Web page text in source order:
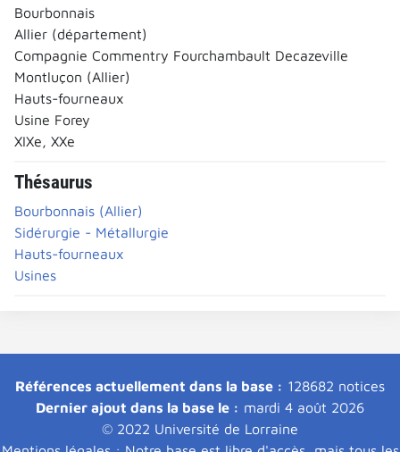
Bourbonnais
Allier (département)
Compagnie Commentry Fourchambault Decazeville
Montluçon (Allier)
Hauts-fourneaux
Usine Forey
XIXe, XXe
Thésaurus
Bourbonnais (Allier)
Sidérurgie - Métallurgie
Hauts-fourneaux
Usines
Références actuellement dans la base : 128682 notices
Dernier ajout dans la base le : mardi 4 août 2026
© 2022 Université de Lorraine